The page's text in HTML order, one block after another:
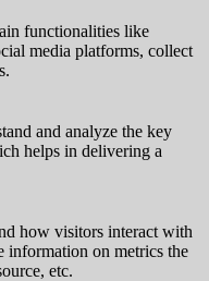
functionalities like
media platforms, collect
and analyze the key
helps in delivering a
how visitors interact with
information on metrics the
etc.